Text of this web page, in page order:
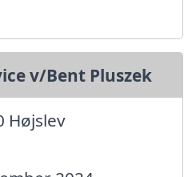
v/Bent Pluszek
Højslev